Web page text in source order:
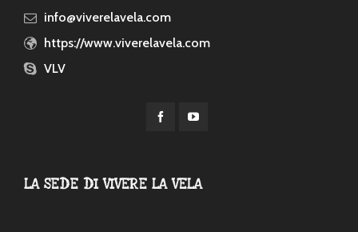
info@viverelavela.com
https://www.viverelavela.com
VLV
LA SEDE DI VIVERE LA VELA